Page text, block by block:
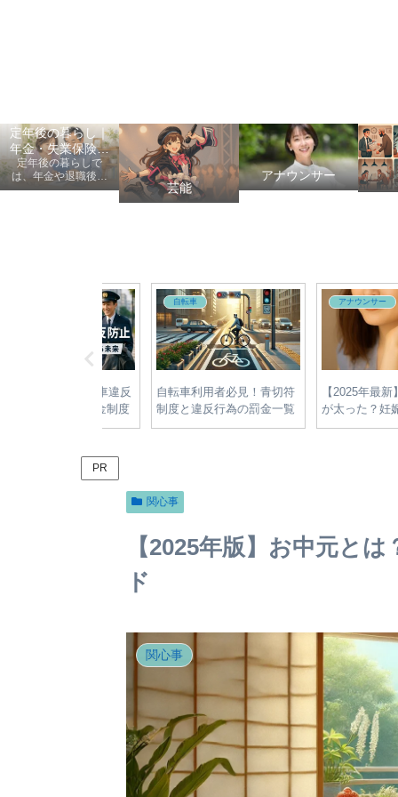
定年後の暮らし｜
年金・失業保険・
健康保険の手続き
定年後の暮らしで
は、年金や退職後の
手続き、健康保険、
芸能
アナウンサー
自転車
自転車利用者必見！青切符
制度と違反行為の罰金一覧
【2024年版】
アナウンサー
【2025年最新】宇賀神
が太った？妊娠の噂と
変化の真相をやさしく
PR
関心事
【2025年版】お中元と
ド
関心事